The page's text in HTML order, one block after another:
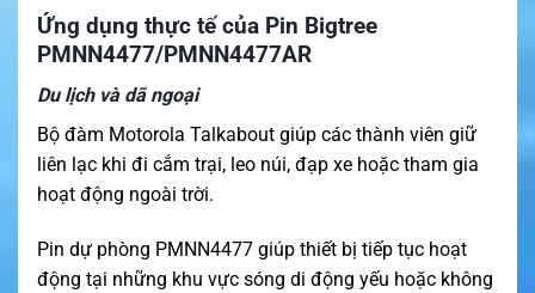
Ứng dụng thực tế của Pin Bigtree
PMNN4477/PMNN4477AR
Du lịch và dã ngoại
Bộ đàm Motorola Talkabout giúp các thành viên giữ
liên lạc khi đi cắm trại, leo núi, đạp xe hoặc tham gia
hoạt động ngoài trời.
Pin dự phòng PMNN4477 giúp thiết bị tiếp tục hoạt
động tại những khu vực sóng di động yếu hoặc không